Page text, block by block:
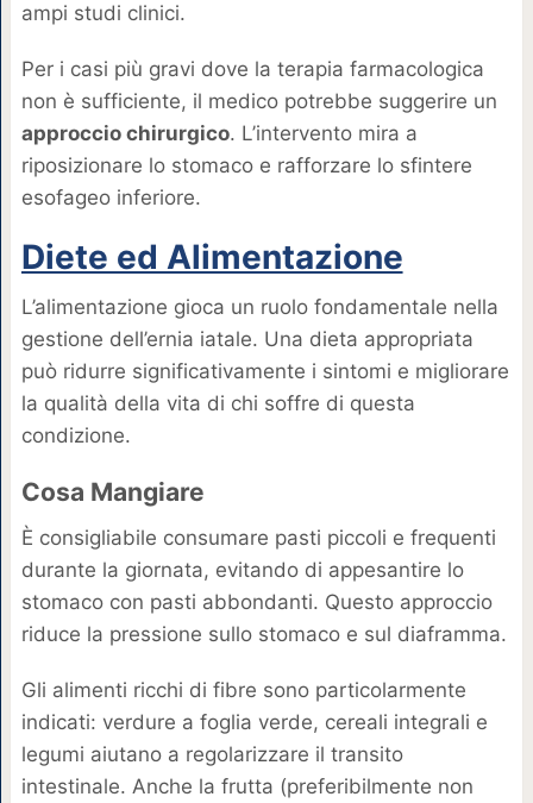
ampi studi clinici.
Per i casi più gravi dove la terapia farmacologica
non è sufficiente, il medico potrebbe suggerire un
approccio chirurgico. L’intervento mira a
riposizionare lo stomaco e rafforzare lo sfintere
esofageo inferiore.
Diete ed Alimentazione
L’alimentazione gioca un ruolo fondamentale nella
gestione dell’ernia iatale. Una dieta appropriata
può ridurre significativamente i sintomi e migliorare
la qualità della vita di chi soffre di questa
condizione.
Cosa Mangiare
È consigliabile consumare pasti piccoli e frequenti
durante la giornata, evitando di appesantire lo
stomaco con pasti abbondanti. Questo approccio
riduce la pressione sullo stomaco e sul diaframma.
Gli alimenti ricchi di fibre sono particolarmente
indicati: verdure a foglia verde, cereali integrali e
legumi aiutano a regolarizzare il transito
intestinale. Anche la frutta (preferibilmente non